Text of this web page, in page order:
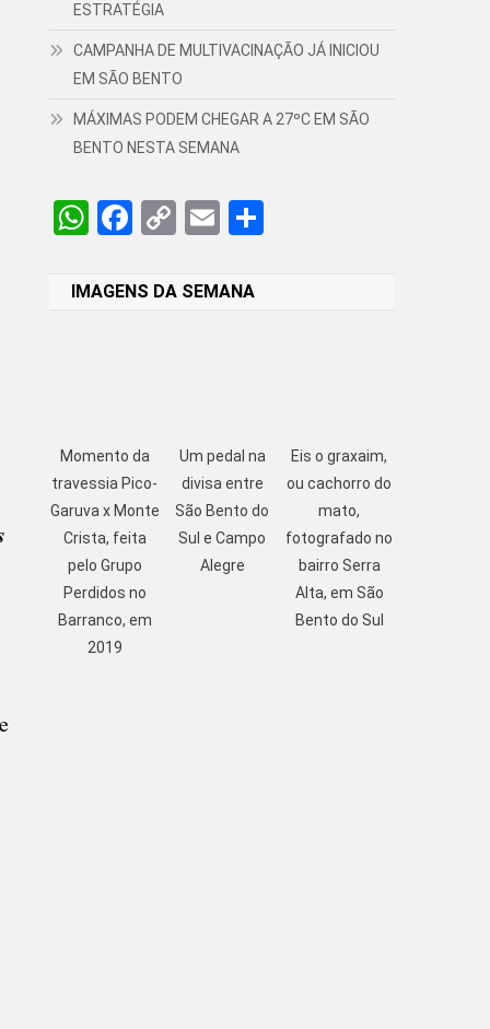
ESTRATÉGIA
CAMPANHA DE MULTIVACINAÇÃO JÁ INICIOU
EM SÃO BENTO
MÁXIMAS PODEM CHEGAR A 27ºC EM SÃO
BENTO NESTA SEMANA
WhatsApp
Facebook
CopyEmail
IMAGENS DA SEMANA
Momento da
travessia Pico-
Garuva x Monte
Crista, feita
pelo Grupo
Perdidos no
Barranco, em
2019
Um pedal na
divisa entre
São Bento do
Sul e Campo
Alegre
Eis o graxaim,
ou cachorro do
mato,
fotografado no
bairro Serra
Alta, em São
Bento do Sul